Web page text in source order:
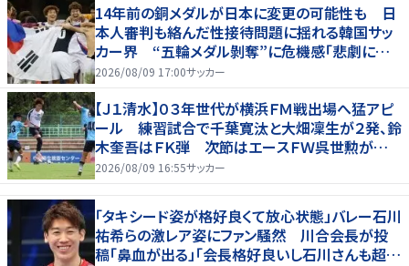
14年前の銅メダルが日本に変更の可能性も 日
本人審判も絡んだ性接待問題に揺れる韓国サッ
カー界 “五輪メダル剝奪”に危機感「悲劇に見
舞われる」
2026/08/09 17:00サッカー
【Ｊ１清水】０３年世代が横浜ＦＭ戦出場へ猛アピ
ール 練習試合で千葉寛汰と大畑凜生が２発、鈴
木奎吾はＦＫ弾 次節はエースＦＷ呉世勲が出
場停止
2026/08/09 16:55サッカー
「タキシード姿が格好良くて放心状態」バレー石川
祐希らの激レア姿にファン騒然 川合会長が投
稿「鼻血が出る」「会長格好良いし石川さんも超格